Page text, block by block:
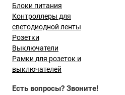
Блоки питания
Контроллеры для
светодиодной ленты
Розетки
Выключатели
Рамки для розеток и
выключателей
Есть вопросы? Звоните!